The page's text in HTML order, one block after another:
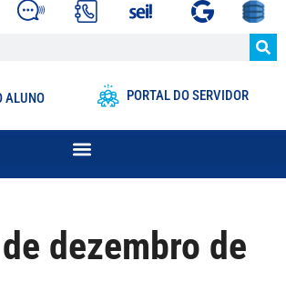
ALUNO PORTAL DO SERVIDOR
dezembro de